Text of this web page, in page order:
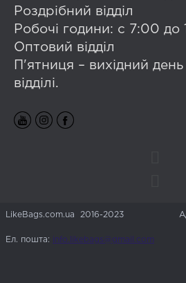
Роздрібний відділ
Робочі години: с 7:00 до
Оптовий відділ
П'ятниця – вихідний
відділі.
LikeBags.com.ua 2016-2023
Ел. пошта: info.likebags@gmail.com